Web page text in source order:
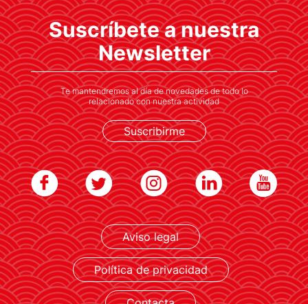
El galardón, uno de los máximos
reconocimientos culturales, fue concedido
en 2024 por su labor de acercar a España la
cultura japonesa
LEER MÁS
Suscríbete a nuestra
Newsletter
Te mantendremos al día de novedades de todo lo
relacionado con nuestra actividad
Suscribirme
Aviso legal
Política de privacidad